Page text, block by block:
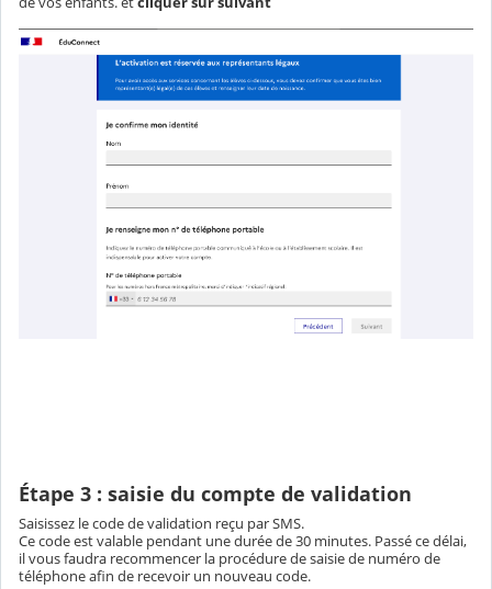
Étape 3 : saisie du compte de validation
Saisissez le code de validation reçu par SMS.
Ce code est valable pendant une durée de 30 minutes. Passé ce délai,
il vous faudra recommencer la procédure de saisie de numéro de
téléphone afin de recevoir un nouveau code.